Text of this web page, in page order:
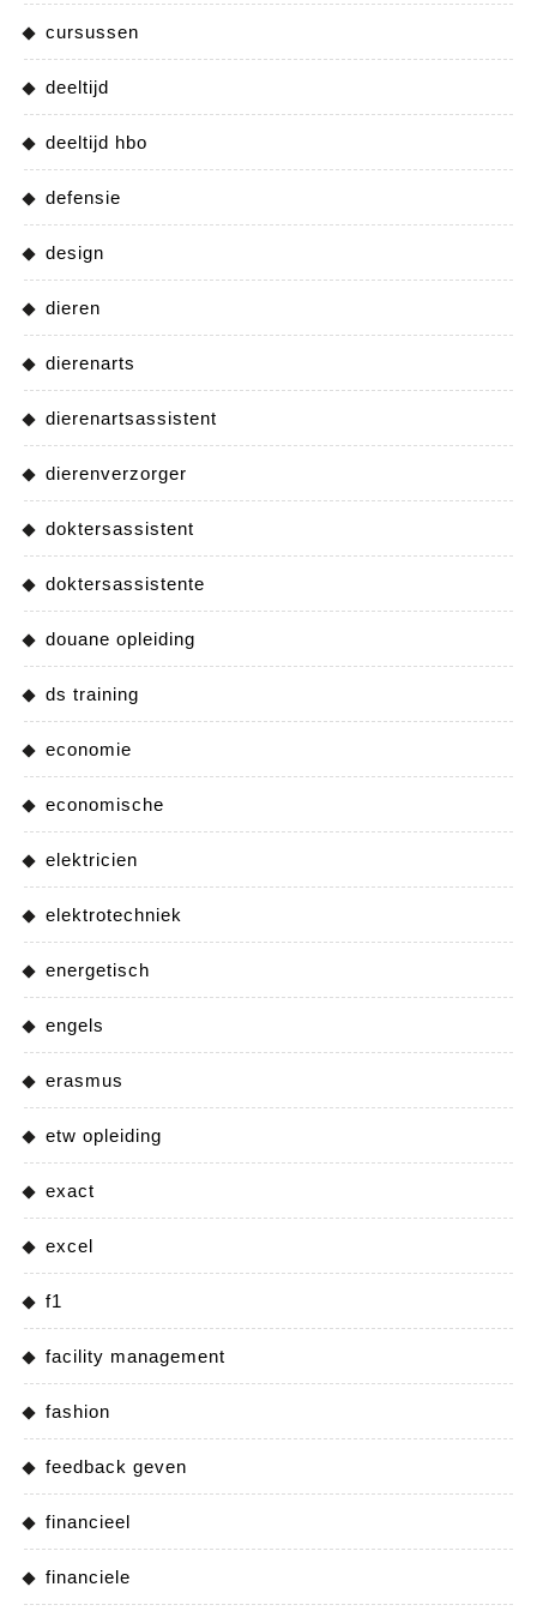
cursussen
deeltijd
deeltijd hbo
defensie
design
dieren
dierenarts
dierenartsassistent
dierenverzorger
doktersassistent
doktersassistente
douane opleiding
ds training
economie
economische
elektricien
elektrotechniek
energetisch
engels
erasmus
etw opleiding
exact
excel
f1
facility management
fashion
feedback geven
financieel
financiele